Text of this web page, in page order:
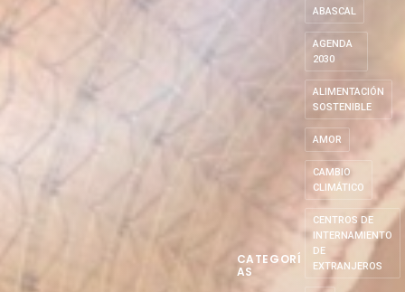
CATEGORÍ
AS
ABASCAL
AGENDA
2030
ALIMENTACIÓN
SOSTENIBLE
AMOR
CAMBIO
CLIMÁTICO
CENTROS DE
INTERNAMIENTO
DE
EXTRANJEROS